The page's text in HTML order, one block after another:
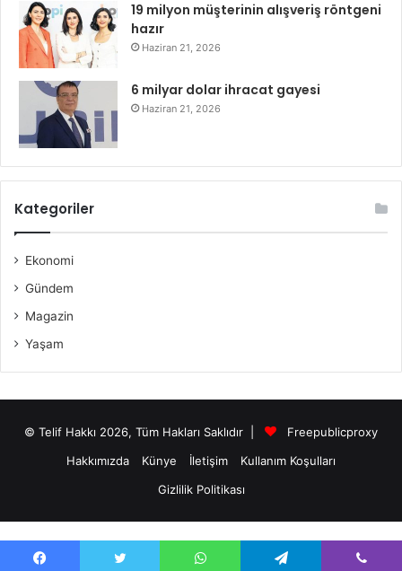
19 milyon müşterinin alışveriş röntgeni
hazır
Haziran 21, 2026
6 milyar dolar ihracat gayesi
Haziran 21, 2026
Kategoriler
Ekonomi
Gündem
Magazin
Yaşam
© Telif Hakkı 2026, Tüm Hakları Saklıdır |
Freepublicproxy
Hakkımızda
Künye İletişim
Kullanım Koşulları
Gizlilik Politikası
antalya escort bayanları